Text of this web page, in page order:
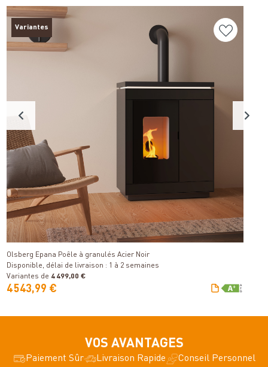
Variantes
Détails
Olsberg Epana Poêle à granulés Acier Noir
Disponible, délai de livraison : 1 à 2 semaines
Variantes de 4 499,00 €
4 543,99 €
VOS AVANTAGES
Paiement Sûr Livraison Rapide Conseil Personnel